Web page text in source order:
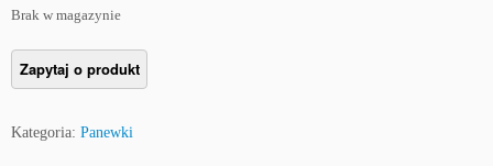
Brak w magazynie
Kategoria: Panewki